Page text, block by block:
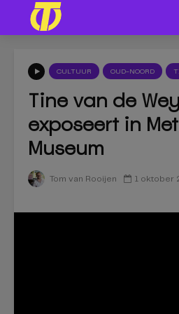
CULTUUR OUD-NOORD
Tine van de
exposeert in
Museum
Tom van Rooijen 1 oktober